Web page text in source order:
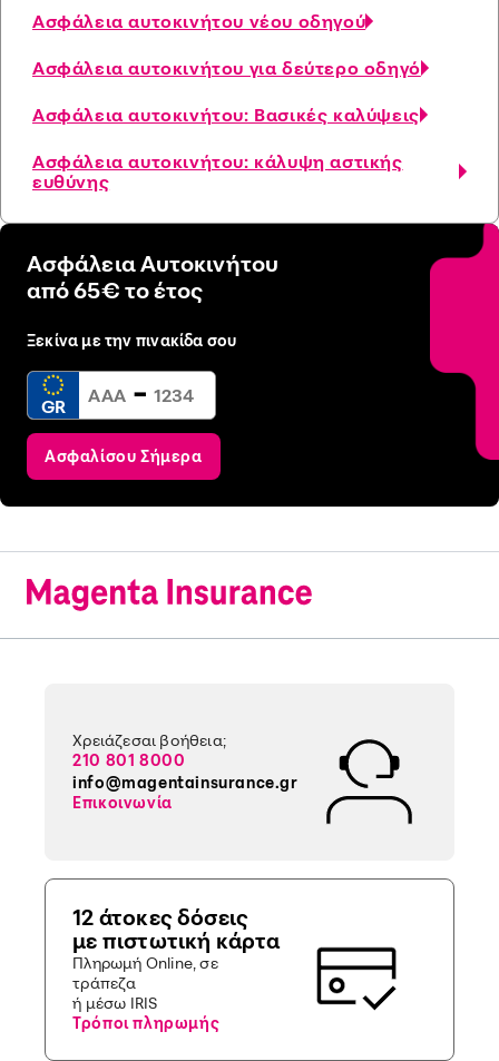
Ασφάλεια αυτοκινήτου νέου οδηγού
Ασφάλεια αυτοκινήτου για δεύτερο οδηγό
Ασφάλεια αυτοκινήτου: Βασικές καλύψεις
Ασφάλεια αυτοκινήτου: κάλυψη αστικής
ευθύνης
Ασφάλεια Αυτοκινήτου
από 65€ το έτος
Ξεκίνα με την πινακίδα σου
GR -
Ασφαλίσου Σήμερα
Χρειάζεσαι βοήθεια;
210 801 8000
info@magentainsurance.gr
Επικοινωνία
12 άτοκες δόσεις
με πιστωτική κάρτα
Πληρωμή Online, σε
τράπεζα
ή μέσω IRIS
Τρόποι πληρωμής